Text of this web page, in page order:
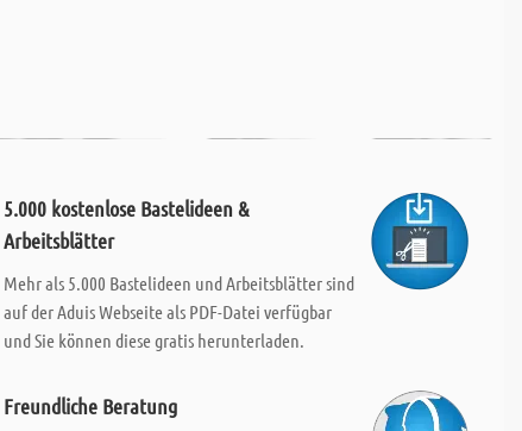
5.000 kostenlose Bastelideen &
Arbeitsblätter
Mehr als 5.000 Bastelideen und Arbeitsblätter sind
auf der Aduis Webseite als PDF-Datei verfügbar
und Sie können diese gratis herunterladen.
Freundliche Beratung